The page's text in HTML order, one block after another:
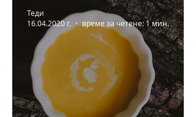
Теди
16.04.2020 г.
време за четене: 1 мин.